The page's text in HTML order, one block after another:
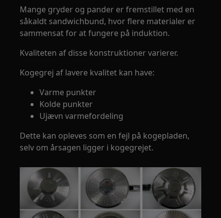
Mange gryder og pander er fremstillet med en
såkaldt sandwichbund, hvor flere materialer er
sammensat for at fungere på induktion.
Kvaliteten af disse konstruktioner varierer.
Kogegrej af lavere kvalitet kan have:
Varme punkter
Kolde punkter
Ujævn varmefordeling
Dette kan opleves som en fejl på kogepladen,
selv om årsagen ligger i kogegrejet.